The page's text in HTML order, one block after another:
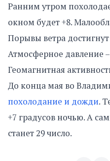
Ранним утром
окном будет +8.
Порывы ветра
Атмосферное давление
Геомагнитная
До конца мая во
похолодание и дожди.
+7 градусов ночью. А
станет 29 число.